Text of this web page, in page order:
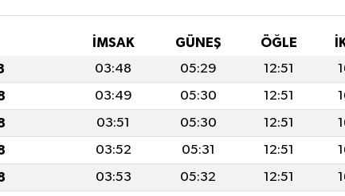
İMSAK GÜNEŞ ÖĞLE
03:48 05:29 12:51
03:49 05:30 12:51
03:51 05:30 12:51
03:52 05:31 12:51
03:53 05:32 12:51